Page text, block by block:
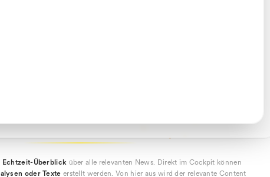
Echtzeit-Überblick über alle relevanten News. Direkt im Cockpit können
oder Texte erstellt werden. Von hier aus wird der relevante Content